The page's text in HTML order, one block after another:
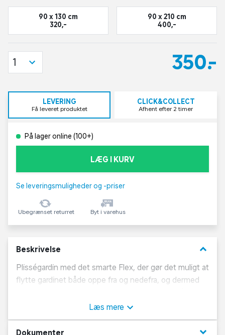
90 x 130 cm
320,-
90 x 210 cm
400,-
350,-
1
LEVERING
Få leveret produktet
CLICK&COLLECT
Afhent efter 2 timer
På lager online (100+)
LÆG I KURV
Se leveringsmuligheder og -priser
Ubegrænset returret Byt i varehus
Beskrivelse keyboard_arrow_down
Plisségardin med det smarte Flex, der gør det muligt at
flytte gardinet både oppe fra og nedefra, og dermed
mange forskellige størrelser og er et populært og
praktisk valg til huset.
Læs mere
Dokumenter keyboard_arrow_down